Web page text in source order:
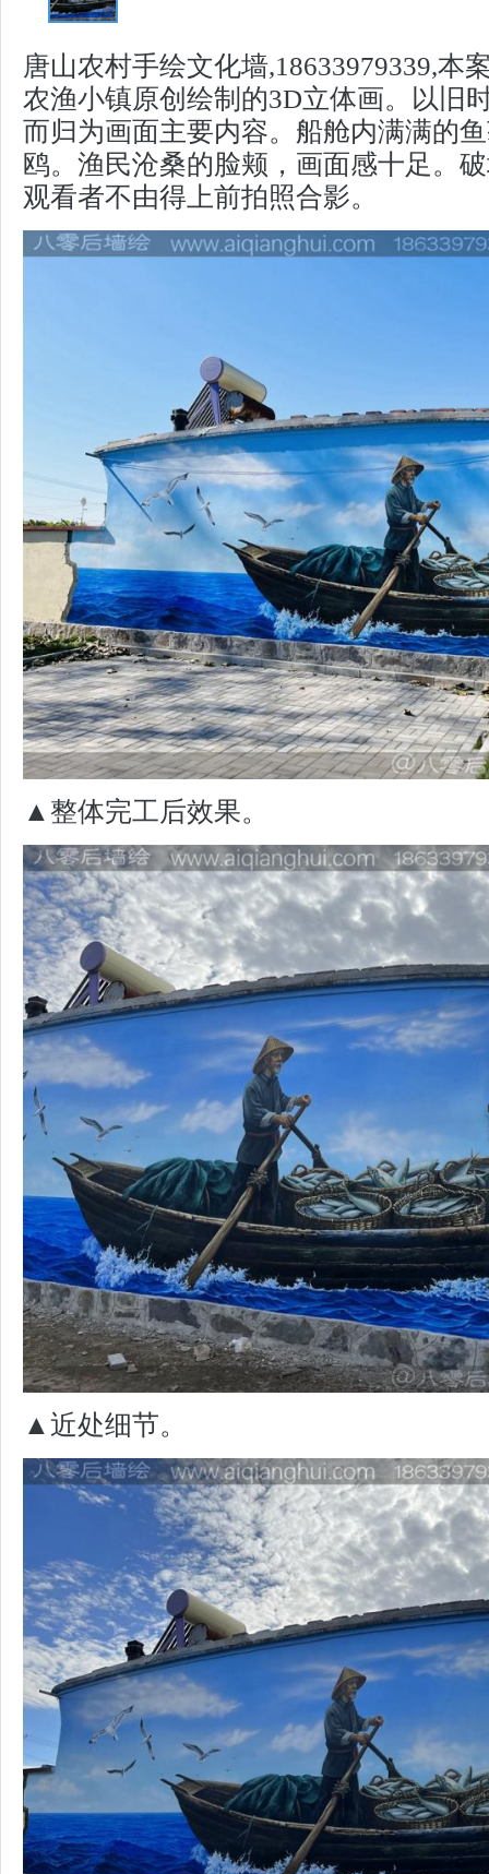
唐山农村手绘文化墙,18633979339,本
农渔小镇原创绘制的3D立体画。以旧
而归为画面主要内容。船舱内满满的
鸥。渔民沧桑的脸颊，画面感十足。
观看者不由得上前拍照合影。
▲整体完工后效果。
▲近处细节。